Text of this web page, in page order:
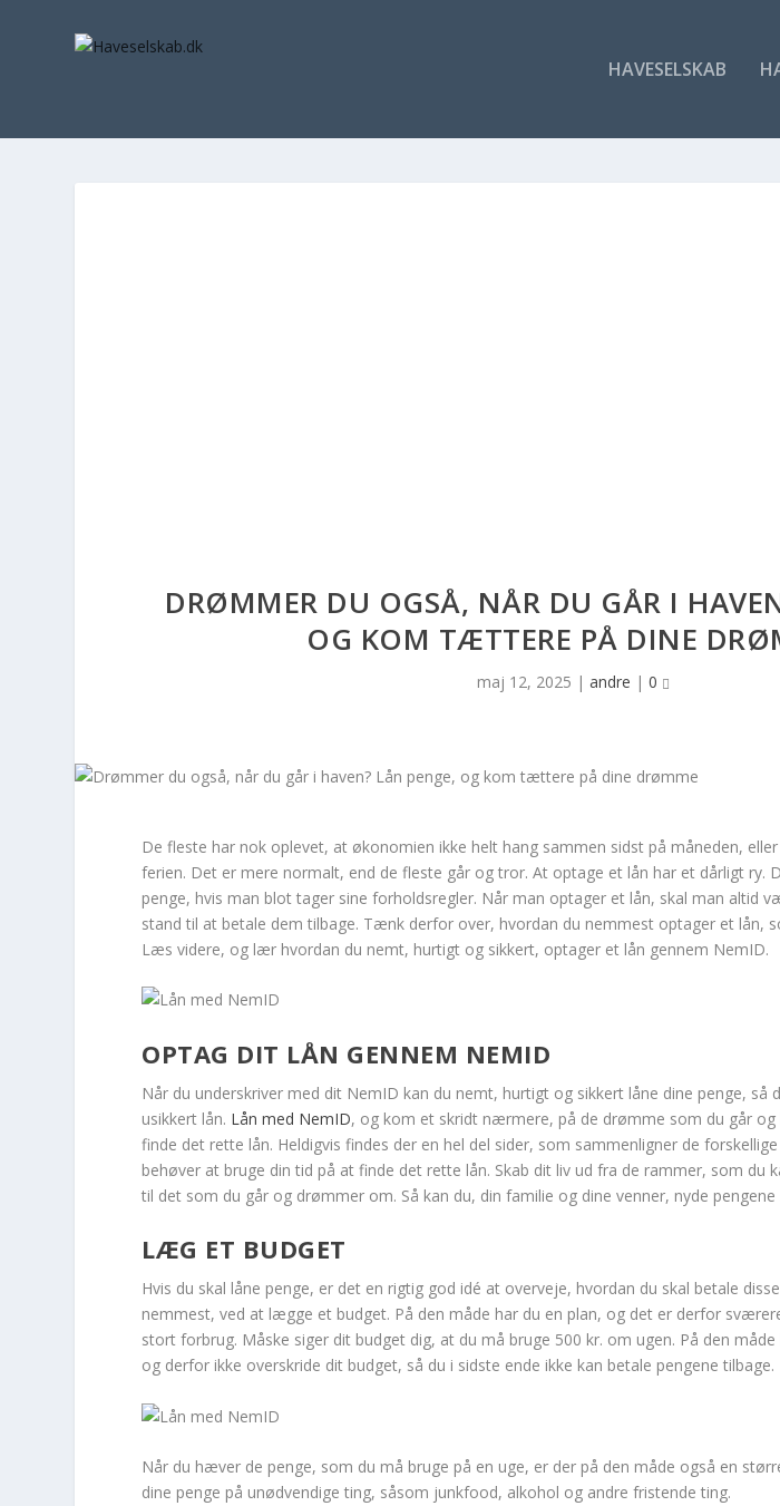
HAVESELSKAB
DRØMMER DU OGSÅ, NÅR DU GÅR I
OG KOM TÆTTERE PÅ DINE
maj 12, 2025 |andre |0
De fleste har nok oplevet, at økonomien ikke helt hang sammen sidst på måneden,
ferien. Det er mere normalt, end de fleste går og tror. At optage et lån har et dårligt ry.
penge, hvis man blot tager sine forholdsregler. Når man optager et lån, skal man altid
stand til at betale dem tilbage. Tænk derfor over, hvordan du nemmest optager et lån,
Læs videre, og lær hvordan du nemt, hurtigt og sikkert, optager et lån gennem NemID.
OPTAG DIT LÅN GENNEM NEMID
Når du underskriver med dit NemID kan du nemt, hurtigt og sikkert låne dine penge, så
usikkert lån. Lån med NemID, og kom et skridt nærmere, på de drømme som du går
finde det rette lån. Heldigvis findes der en hel del sider, som sammenligner de
behøver at bruge din tid på at finde det rette lån. Skab dit liv ud fra de rammer, som du
til det som du går og drømmer om. Så kan du, din familie og dine venner, nyde pengene
LÆG ET BUDGET
Hvis du skal låne penge, er det en rigtig god idé at overveje, hvordan du skal betale
nemmest, ved at lægge et budget. På den måde har du en plan, og det er derfor
stort forbrug. Måske siger dit budget dig, at du må bruge 500 kr. om ugen. På den
og derfor ikke overskride dit budget, så du i sidste ende ikke kan betale pengene tilbage.
Når du hæver de penge, som du må bruge på en uge, er der på den måde også en
dine penge på unødvendige ting, såsom junkfood, alkohol og andre fristende ting.